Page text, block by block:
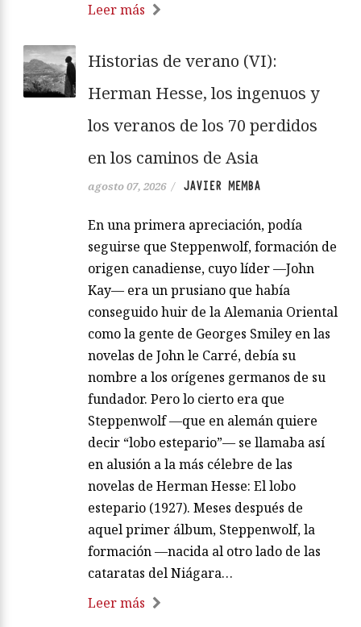
Leer más
Historias de verano (VI):
Herman Hesse, los ingenuos y
los veranos de los 70 perdidos
en los caminos de Asia
agosto 07, 2026 / JAVIER MEMBA
En una primera apreciación, podía
seguirse que Steppenwolf, formación de
origen canadiense, cuyo líder —John
Kay— era un prusiano que había
conseguido huir de la Alemania Oriental
como la gente de Georges Smiley en las
novelas de John le Carré, debía su
nombre a los orígenes germanos de su
fundador. Pero lo cierto era que
Steppenwolf —que en alemán quiere
decir “lobo estepario”— se llamaba así
en alusión a la más célebre de las
novelas de Herman Hesse: El lobo
estepario (1927). Meses después de
aquel primer álbum, Steppenwolf, la
formación —nacida al otro lado de las
cataratas del Niágara…
Leer más